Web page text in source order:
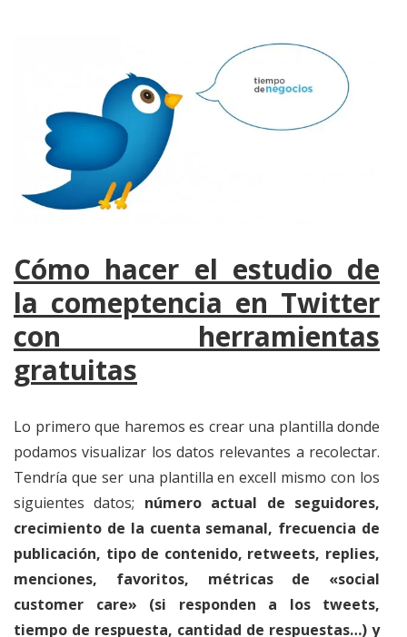
Cómo hacer el estudio de
la comeptencia en Twitter
con herramientas
gratuitas
Lo primero que haremos es crear una plantilla donde
podamos visualizar los datos relevantes a recolectar.
Tendría que ser una plantilla en excell mismo con los
siguientes datos; número actual de seguidores,
crecimiento de la cuenta semanal, frecuencia de
publicación, tipo de contenido, retweets, replies,
menciones, favoritos, métricas de «social
customer care» (si responden a los tweets,
tiempo de respuesta, cantidad de respuestas…) y